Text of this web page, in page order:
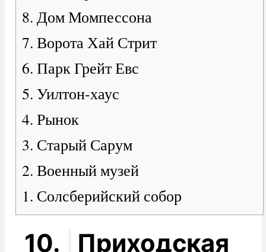
8. Дом Момпессона
7. Ворота Хай Стрит
6. Парк Грейт Евс
5. Уилтон-хаус
4. Рынок
3. Старый Сарум
2. Военный музей
1. Солсберийский собор
10.
Приходская